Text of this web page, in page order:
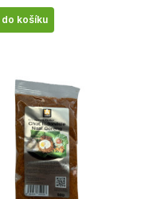
košíku